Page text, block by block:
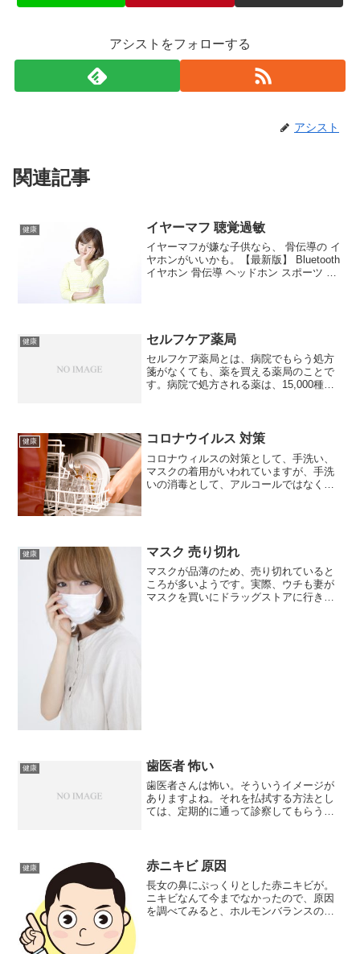
アシストをフォローする
アシスト
関連記事
健康 イヤーマフ 聴覚過敏
イヤーマフが嫌な子供なら、 骨伝導の イ
ヤホンがいいかも。【最新版】 Bluetooth
イヤホン 骨伝導 ヘッドホン スポーツ イ
健康 セルフケア薬局
セルフケア薬局とは、病院でもらう処方
箋がなくても、薬を買える薬局のことで
す。病院で処方される薬は、15,000種
当然保険は使え...
健康 コロナウイルス 対策
コロナウィルスの対策として、手洗い、
マスクの着用がいわれていますが、手洗
いの消毒として、アルコールではなく、
健康 マスク 売り切れ
マスクが品薄のため、売り切れていると
ころが多いようです。実際、ウチも妻が
マスクを買いにドラッグストアに行きま
健康 歯医者 怖い
歯医者さんは怖い。そういうイメージが
ありますよね。それを払拭する方法とし
ては、定期的に通って診察してもらうほ
うということになったんです...
健康 赤ニキビ 原因
長女の鼻にぷっくりとした赤ニキビが。
ニキビなんて今までなかったので、原因
を調べてみると、ホルモンバランスの乱